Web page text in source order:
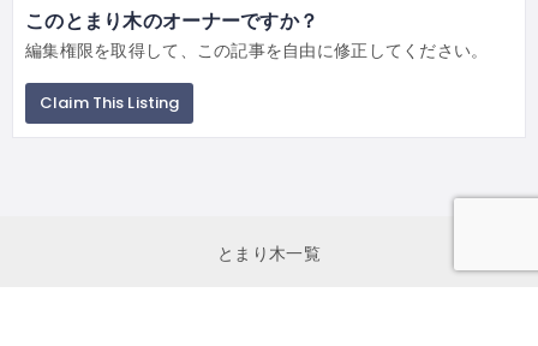
このとまり木のオーナーですか？
編集権限を取得して、この記事を自由に修正してください。
Claim This Listing
とまり木一覧